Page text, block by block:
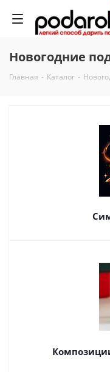
Новогодние
Главная - Каталог -